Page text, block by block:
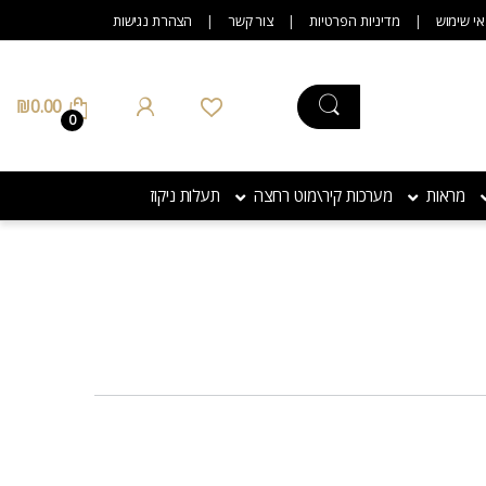
שימוש מדיניות הפרטיות צור קשר הצהרת נגישות
0
₪0.00
מראות מערכות קיר\מוט רחצה תעלות ניקוז